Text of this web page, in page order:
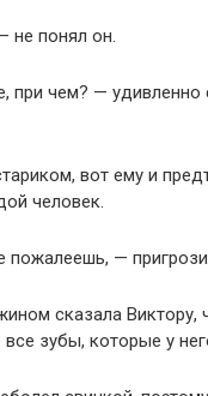
не понял он.
при чем? — удивленно
вот ему и
человек.
—
сказала Виктору,
зубы, которые у